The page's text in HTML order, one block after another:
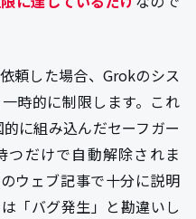
頼した場合、Grokのシス
時的に制限します。これ
に組み込んだセーフガー
つだけで自動解除されま
ウェブ記事で十分に説明
「バグ発生」と勘違いし